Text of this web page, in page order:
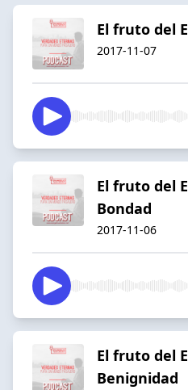
El fruto del
2017-11-07
El fruto del
Bondad
2017-11-06
El fruto del
Benignidad